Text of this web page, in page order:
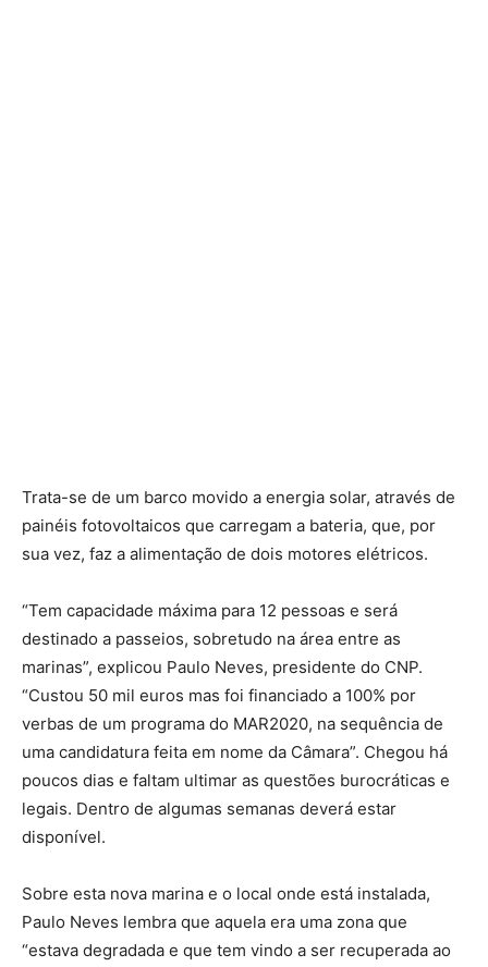
Trata-se de um barco movido a energia solar, através de
painéis fotovoltaicos que carregam a bateria, que, por
sua vez, faz a alimentação de dois motores elétricos.
“Tem capacidade máxima para 12 pessoas e será
destinado a passeios, sobretudo na área entre as
marinas”, explicou Paulo Neves, presidente do CNP.
“Custou 50 mil euros mas foi financiado a 100% por
verbas de um programa do MAR2020, na sequência de
uma candidatura feita em nome da Câmara”. Chegou há
poucos dias e faltam ultimar as questões burocráticas e
legais. Dentro de algumas semanas deverá estar
disponível.
Sobre esta nova marina e o local onde está instalada,
Paulo Neves lembra que aquela era uma zona que
“estava degradada e que tem vindo a ser recuperada ao